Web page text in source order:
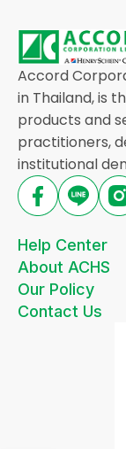
Accord
in Thailand, is
products and
practitioners,
institutional
Help Center
About ACHS
Our Policy
Contact Us